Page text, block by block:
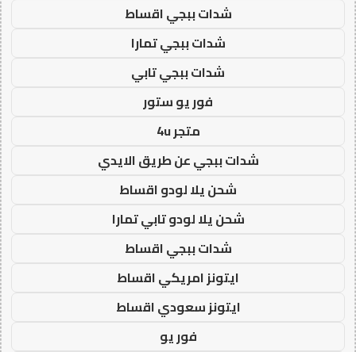
شدات ببجي اقساط
شدات ببجي تمارا
شدات ببجي تابي
فور يو ستور
متجر 4u
شدات ببجي عن طريق الايدي
شحن يلا لودو اقساط
شحن يلا لودو تابي تمارا
شدات ببجي اقساط
ايتونز امريكي اقساط
ايتونز سعودي اقساط
فور يو